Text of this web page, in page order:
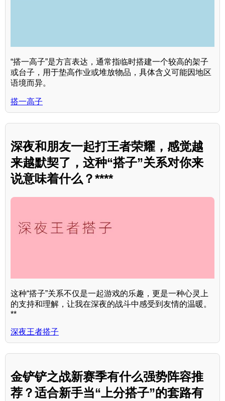
“搭一高子”是方言表达，通常指临时搭建一个较高的架子
或台子，用于垫高作业或堆放物品，具体含义可能因地区
语境而异。
搭一高子
深夜和朋友一起打王者荣耀，感觉越
来越默契了，这种“搭子”关系对你来
说意味着什么？****
这种“搭子”关系不仅是一起游戏的乐趣，更是一种心灵上
的支持和理解，让我在深夜的战斗中感受到友情的温暖。
**
深夜王者搭子
金铲铲之战新赛季有什么强势阵容推
荐？适合新手当“上分搭子”的套路有